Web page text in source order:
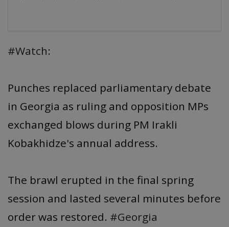
#Watch:
Punches replaced parliamentary debate
in Georgia as ruling and opposition MPs
exchanged blows during PM Irakli
Kobakhidze's annual address.
The brawl erupted in the final spring
session and lasted several minutes before
order was restored. #Georgia